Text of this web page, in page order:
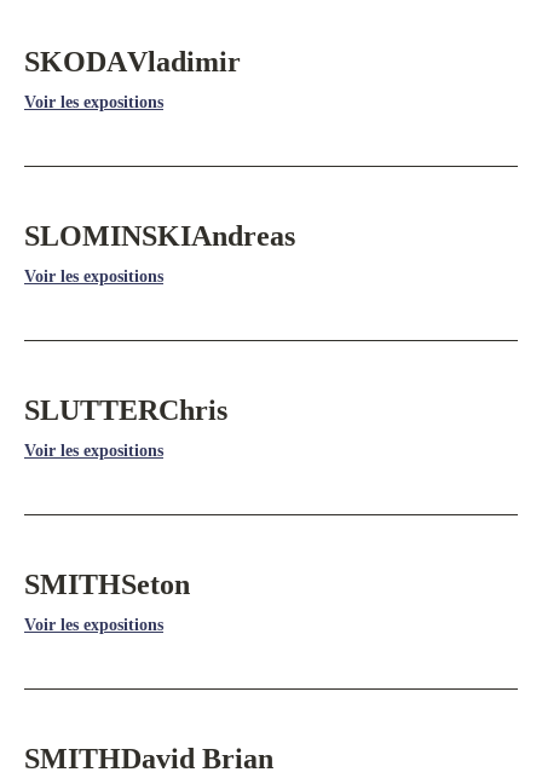
SKODAVladimir
Voir les expositions
SLOMINSKIAndreas
Voir les expositions
SLUTTERChris
Voir les expositions
SMITHSeton
Voir les expositions
SMITHDavid Brian